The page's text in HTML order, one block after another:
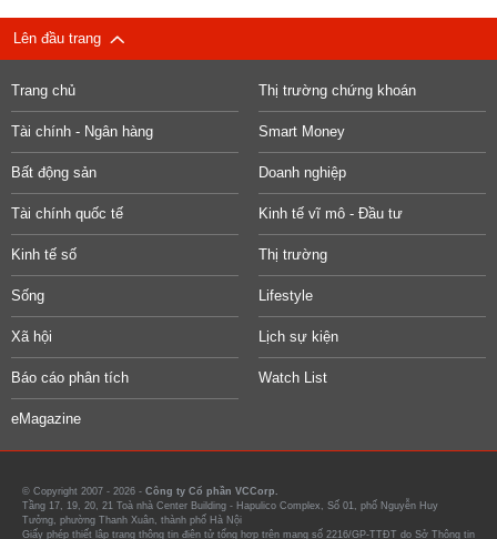
Lên đầu trang
Trang chủ Thị trường chứng khoán
Tài chính - Ngân hàng Smart Money
Bất động sản Doanh nghiệp
Tài chính quốc tế Kinh tế vĩ mô - Đầu tư
Kinh tế số Thị trường
Sống Lifestyle
Xã hội Lịch sự kiện
Báo cáo phân tích Watch List
eMagazine
© Copyright 2007 - 2026 - Công ty Cổ phần VCCorp.
Tầng 17, 19, 20, 21 Toà nhà Center Building - Hapulico Complex, Số 01, phố Nguyễn Huy
Tưởng, phường Thanh Xuân, thành phố Hà Nội
Giấy phép thiết lập trang thông tin điện tử tổng hợp trên mạng số 2216/GP-TTĐT do Sở Thông tin